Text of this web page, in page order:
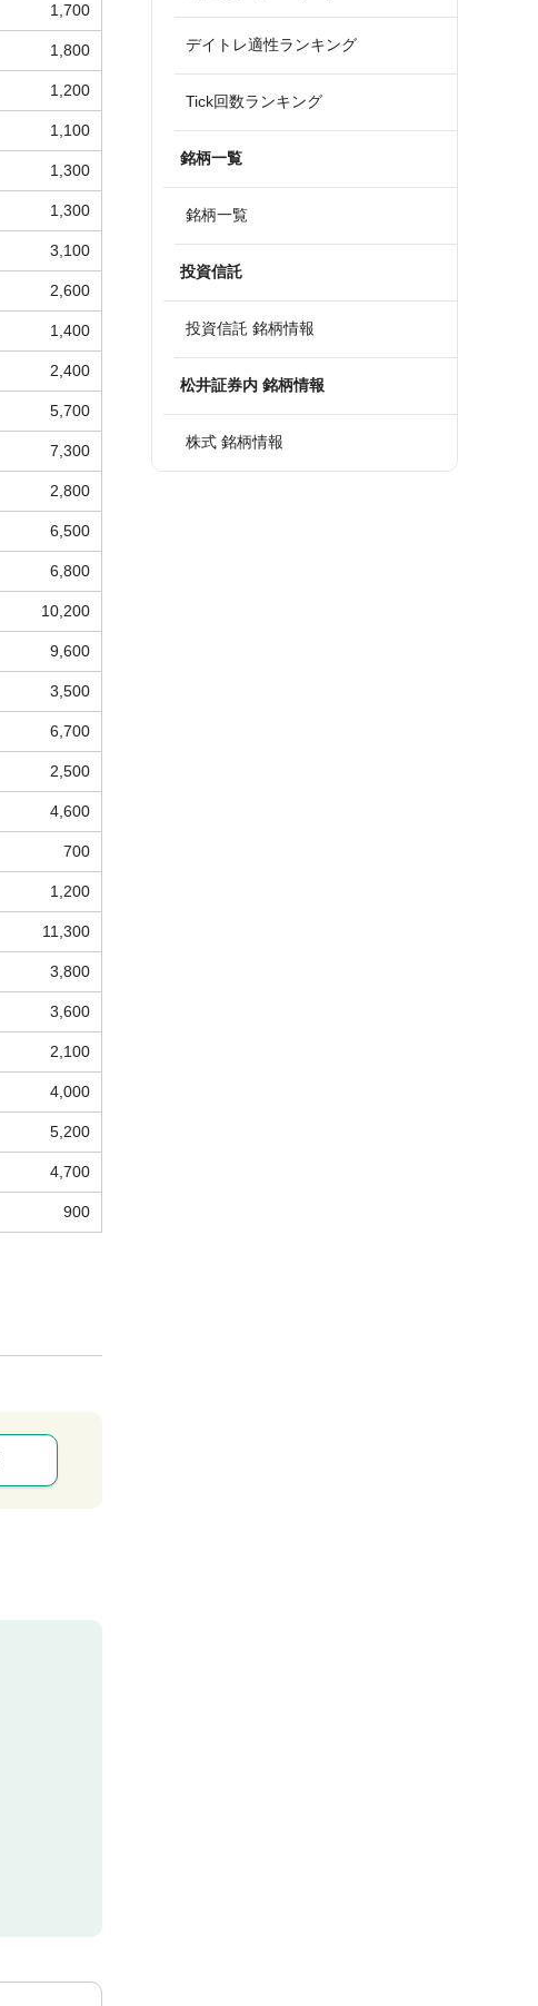
1,700
1,800
1,200
1,100
1,300
1,300
3,100
2,600
1,400
2,400
5,700
7,300
2,800
6,500
6,800
10,200
9,600
3,500
6,700
2,500
4,600
700
1,200
11,300
3,800
3,600
2,100
4,000
5,200
4,700
900
デイトレ適性ランキング
Tick回数ランキング
銘柄一覧
銘柄一覧
投資信託
投資信託 銘柄情報
松井証券内 銘柄情報
株式 銘柄情報